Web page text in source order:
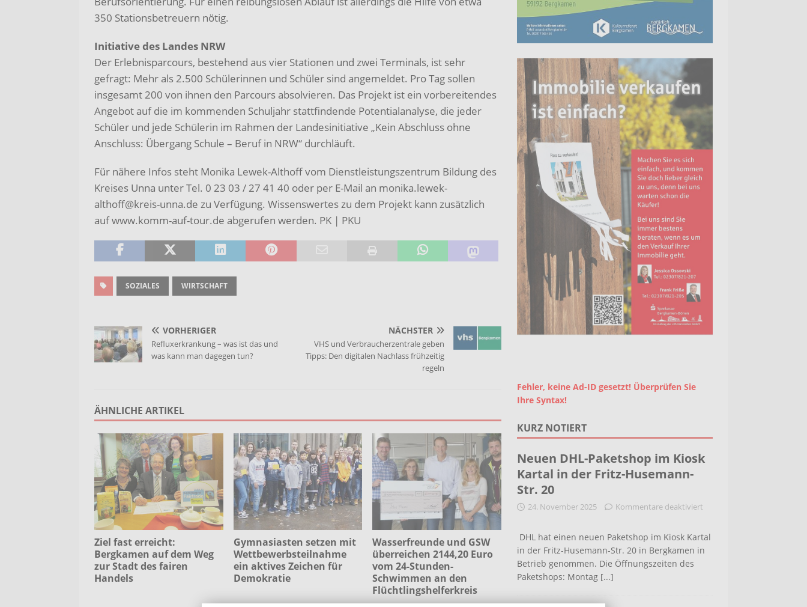
350 Stationsbetreuern nötig.
Initiative des Landes NRW
Der Erlebnisparcours, bestehend aus vier Stationen und zwei Terminals, ist sehr
gefragt: Mehr als 2.500 Schülerinnen und Schüler sind angemeldet. Pro Tag sollen
insgesamt 200 von ihnen den Parcours absolvieren. Das Projekt ist ein vorbereitendes
Angebot auf die im kommenden Schuljahr stattfindende Potentialanalyse, die jeder
Schüler und jede Schülerin im Rahmen der Landesinitiative „Kein Abschluss ohne
Anschluss: Übergang Schule – Beruf in NRW“ durchläuft.
Für nähere Infos steht Monika Lewek-Althoff vom Dienstleistungszentrum Bildung des
Kreises Unna unter Tel. 0 23 03 / 27 41 40 oder per E-Mail an monika.lewek-
althoff@kreis-unna.de zu Verfügung. Wissenswertes zu dem Projekt kann zusätzlich
auf www.komm-auf-tour.de abgerufen werden. PK | PKU
SOZIALES WIRTSCHAFT
VORHERIGER
Refluxerkrankung – was ist das und
was kann man dagegen tun?
NÄCHSTER
VHS und Verbraucherzentrale geben
Tipps: Den digitalen Nachlass frühzeitig
regeln
ÄHNLICHE ARTIKEL
Ziel fast erreicht:
Bergkamen auf dem Weg
zur Stadt des fairen
Handels
Gymnasiasten setzen mit
Wettbewerbsteilnahme
ein aktives Zeichen für
Demokratie
Wasserfreunde und GSW
überreichen 2144,20 Euro
vom 24-Stunden-
Schwimmen an den
Flüchtlingshelferkreis
Fehler, keine Ad-ID gesetzt! Überprüfen Sie
Ihre Syntax!
KURZ NOTIERT
Neuen DHL-Paketshop im Kiosk
Kartal in der Fritz-Husemann-
Str. 20
24. November 2025 Kommentare deaktiviert
DHL hat einen neuen Paketshop im Kiosk Kartal
in der Fritz-Husemann-Str. 20 in Bergkamen in
Betrieb genommen. Die Öffnungszeiten des
Paketshops: Montag [...]